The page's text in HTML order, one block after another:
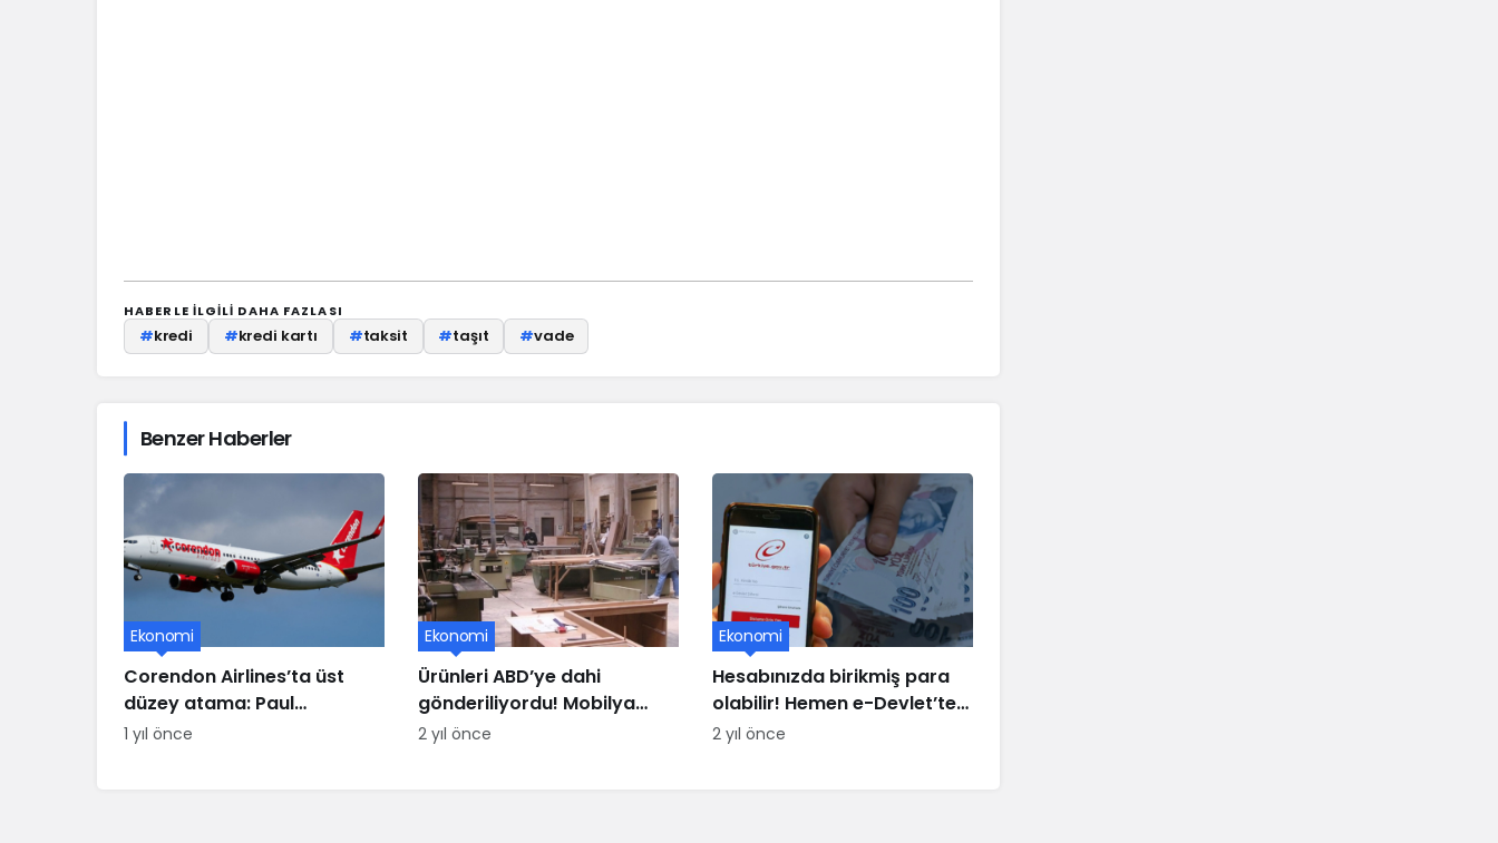
HABERLE ILGILI DAHA FAZLASI
#kredi #kredi kartı #taksit #taşıt #vade
Benzer Haberler
Corendon Airlines’ta üst
düzey atama: Paul
Schwaiger yeni CCO oldu
Ekonomi
1 yıl önce
Ürünleri ABD’ye dahi
gönderiliyordu! Mobilya
üssü iflasın eşiğinde
Ekonomi
2 yıl önce
Hesabınızda birikmiş para
olabilir! Hemen e-Devlet’ten
kontrol edin, paranız buhar
Ekonomi
2 yıl önce